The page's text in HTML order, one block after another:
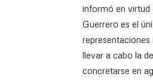
informó en virtud
Guerrero es el
llevar a cabo la
concretarse en